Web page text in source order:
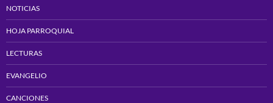
NOTICIAS
HOJA PARROQUIAL
LECTURAS
EVANGELIO
CANCIONES